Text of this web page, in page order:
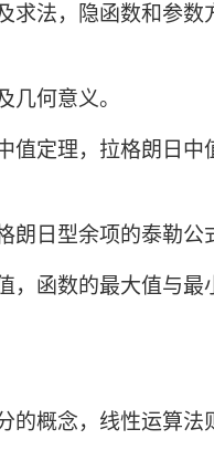
求法，隐函数和参数
几何意义。
值定理，拉格朗日中
朗日型余项的泰勒公
，函数的最大值与最
的概念，线性运算法